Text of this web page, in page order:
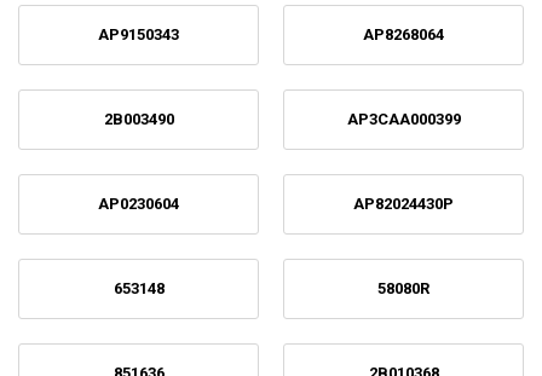
AP9150343 AP8268064
2B003490 AP3CAA000399
AP0230604 AP82024430P
653148 58080R